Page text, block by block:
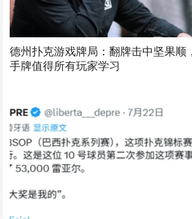
德州扑克游戏牌局：翻牌击中坚果顺
手牌值得所有玩家学习